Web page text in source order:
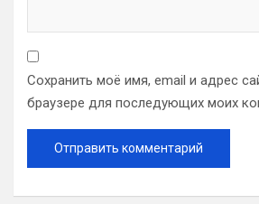
Сохранить моё имя, email и адрес
браузере для последующих моих